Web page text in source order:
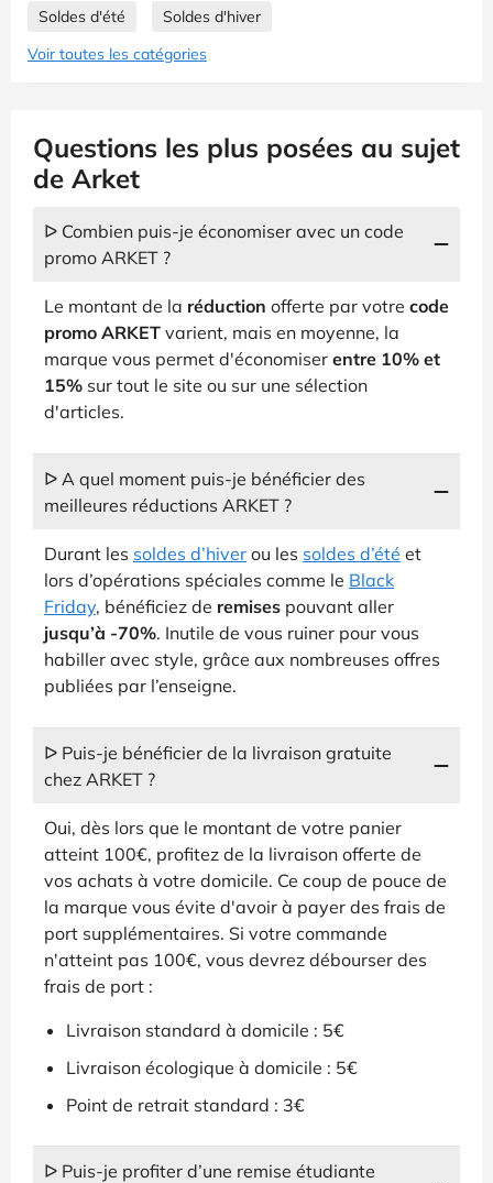
Soldes d'été
Soldes d'hiver
Voir toutes les catégories
Questions les plus posées au sujet
de Arket
ᐅ Combien puis-je économiser avec un code
promo ARKET ?
Le montant de la réduction offerte par votre code
promo ARKET varient, mais en moyenne, la
marque vous permet d'économiser entre 10% et
15% sur tout le site ou sur une sélection
d'articles.
ᐅ A quel moment puis-je bénéficier des
meilleures réductions ARKET ?
Durant les soldes d’hiver ou les soldes d’été et
lors d’opérations spéciales comme le Black
Friday, bénéficiez de remises pouvant aller
jusqu’à -70%. Inutile de vous ruiner pour vous
habiller avec style, grâce aux nombreuses offres
publiées par l’enseigne.
ᐅ Puis-je bénéficier de la livraison gratuite
chez ARKET ?
Oui, dès lors que le montant de votre panier
atteint 100€, profitez de la livraison offerte de
vos achats à votre domicile. Ce coup de pouce de
la marque vous évite d'avoir à payer des frais de
port supplémentaires. Si votre commande
n'atteint pas 100€, vous devrez débourser des
frais de port :
Livraison standard à domicile : 5€
Livraison écologique à domicile : 5€
Point de retrait standard : 3€
ᐅ Puis-je profiter d’une remise étudiante